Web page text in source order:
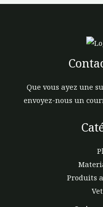
Que vous ayez une
envoyez-nous un
Produits